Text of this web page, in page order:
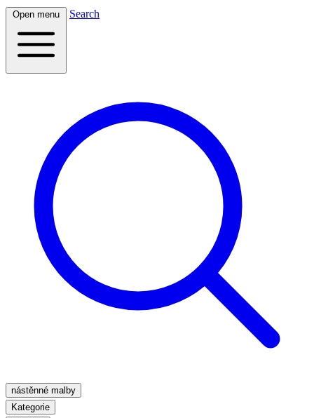
Open menu Search
nástěnné malby
Kategorie